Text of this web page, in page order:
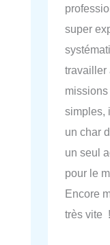
super
travailler
simples,
un char
un seul
pour le
Encore
très vite